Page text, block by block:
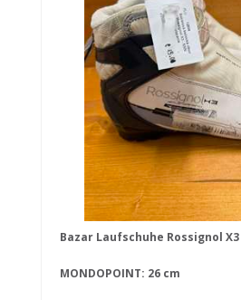
Bazar Laufschuhe Rossignol
MONDOPOINT: 26 cm